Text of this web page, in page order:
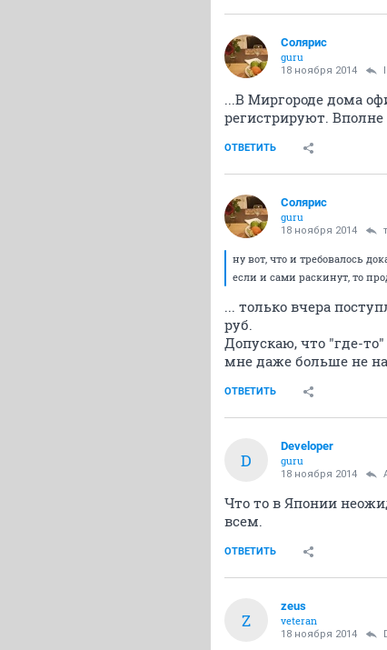
Солярис
guru
18 ноября 2014
...В Миргороде дома
регистрируют.
ОТВЕТИТЬ
Солярис
guru
18 ноября 2014
ну вот, что и требовалось
если и сами раскинут, то
... только вчера
руб.
Допускаю, что "где-
мне даже больше не
ОТВЕТИТЬ
D
Developer
guru
18 ноября 2014
Что то в Японии
всем.
ОТВЕТИТЬ
Z
zeus
veteran
18 ноября 2014